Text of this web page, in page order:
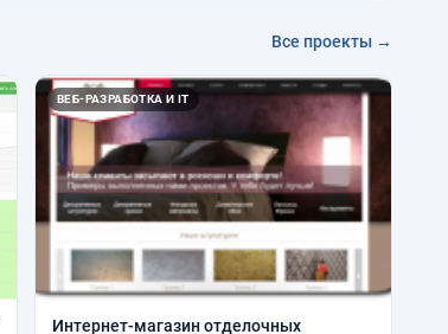
Все проекты →
ВЕБ-РАЗРАБОТКА И IT
Интернет-магазин отделочных